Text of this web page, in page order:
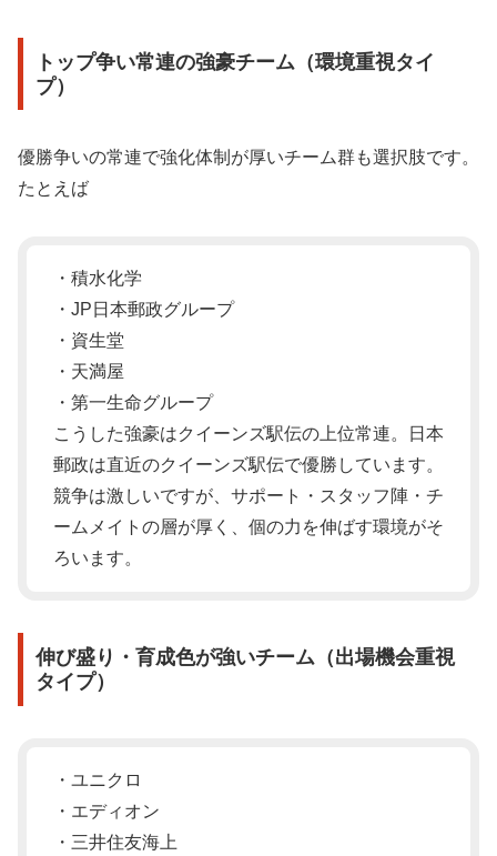
トップ争い常連の強豪チーム（環境重視タイ
プ）
優勝争いの常連で強化体制が厚いチーム群も選択肢です。
たとえば
・積水化学
・JP日本郵政グループ
・資生堂
・天満屋
・第一生命グループ
こうした強豪はクイーンズ駅伝の上位常連。日本
郵政は直近のクイーンズ駅伝で優勝しています。
競争は激しいですが、サポート・スタッフ陣・チ
ームメイトの層が厚く、個の力を伸ばす環境がそ
ろいます。
伸び盛り・育成色が強いチーム（出場機会重視
タイプ）
・ユニクロ
・エディオン
・三井住友海上